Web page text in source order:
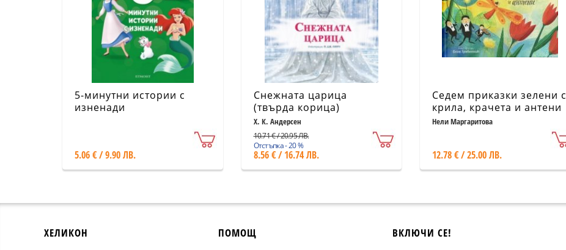
5-минутни истории с
изненади
5.06 € / 9.90 ЛВ.
Снежната царица
(твърда корица)
Х. К. Андерсен
10.71 € / 20.95 ЛВ.
Отстъпка - 20 %
8.56 € / 16.74 ЛВ.
Седем приказки зелени с
крила, крачета и антени
Нели Маргаритова
12.78 € / 25.00 ЛВ.
ХЕЛИКОН ПОМОЩ ВКЛЮЧИ СЕ!